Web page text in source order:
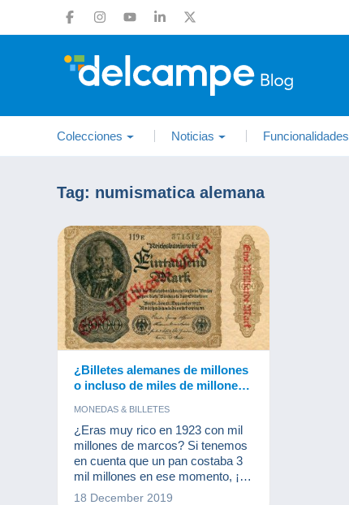
Colecciones Noticias Funcionalidades
Tag: numismatica alemana
¿Billetes alemanes de millones
o incluso de miles de millones?
MONEDAS & BILLETES
¿Eras muy rico en 1923 con mil
millones de marcos? Si tenemos
en cuenta que un pan costaba 3
mil millones en ese momento, ¡la
conclusión es que no! Sin
18 December 2019